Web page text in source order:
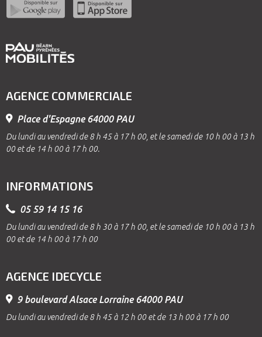
AGENCE COMMERCIALE
Place d'Espagne 64000 PAU
Du lundi au vendredi de 8 h 45 à 17 h 00, et le samedi de 10 h 00 à 13 h
00 et de 14 h 00 à 17 h 00.
INFORMATIONS
05 59 14 15 16
Du lundi au vendredi de 8 h 30 à 17 h 00, et le samedi de 10 h 00 à 13 h
00 et de 14 h 00 à 17 h 00
AGENCE IDECYCLE
9 boulevard Alsace Lorraine 64000 PAU
Du lundi au vendredi de 8 h 45 à 12 h 00 et de 13 h 00 à 17 h 00